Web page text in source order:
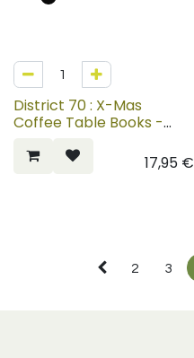
District 70 : X-Mas
Coffee Table Books -
17,95€
2 3